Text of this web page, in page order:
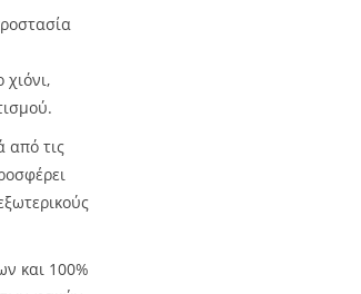
από τις
και 100%